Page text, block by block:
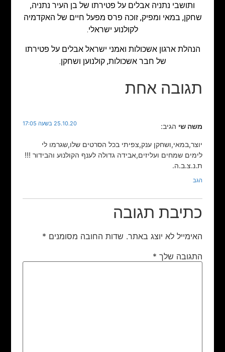
ותושבי נתניה אבלים על פטירתו של בן העיר נתניה,
שחקן, במאי ומפיק, זוכה פרס מפעל חיים של האקדמיה
לקולנוע ישראלי.
הנהלת ארגון אשכולות ואמני ישראל אבלים על פטירתו
של חבר אשכולות, קולנוען ושחקן.
תגובה אחת
משה שי הגיב: 25.10.20 בשעה 17:05
יוצר,במאי,ושחקן ענק,צפיתי בכל הסרטים שלו,שגרמו לי
לימים שמחים ועליזים,אבידה גדולה לענף הקולנוע והבידור !!!
ת.נ.צ.ב.ה.
הגב
כתיבת תגובה
האימייל לא יוצג באתר. שדות החובה מסומנים *
התגובה שלך *